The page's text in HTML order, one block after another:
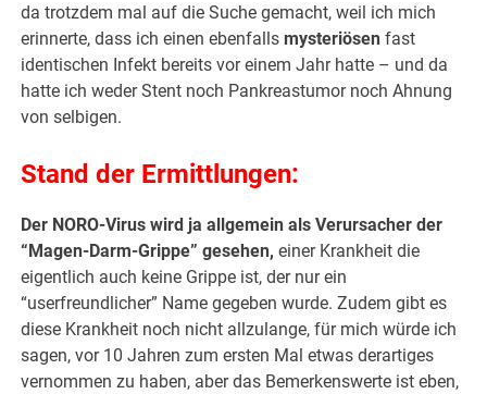
da trotzdem mal auf die Suche gemacht, weil ich mich
erinnerte, dass ich einen ebenfallsmysteriösen fast
identischen Infekt bereits vor einem Jahr hatte – und da
hatte ich weder Stent noch Pankreastumor noch Ahnung
von selbigen.
Stand der Ermittlungen:
Der NORO-Virus wird ja allgemein als Verursacher der
“Magen-Darm-Grippe” gesehen, einer Krankheit die
eigentlich auch keine Grippe ist, der nur ein
“userfreundlicher” Name gegeben wurde. Zudem gibt es
diese Krankheit noch nicht allzulange, für mich würde ich
sagen, vor 10 Jahren zum ersten Mal etwas derartiges
vernommen zu haben, aber das Bemerkenswerte ist eben,